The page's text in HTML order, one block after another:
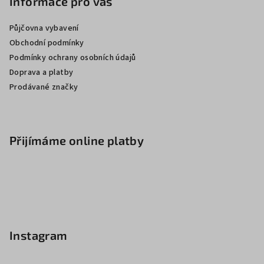
Půjčovna vybavení
Obchodní podmínky
Podmínky ochrany osobních údajů
Doprava a platby
Prodávané značky
Přijímáme online platby
Instagram